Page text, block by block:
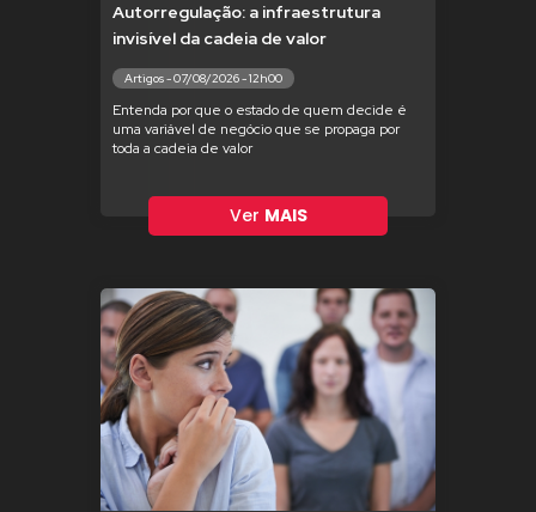
Autorregulação: a infraestrutura
invisível da cadeia de valor
Artigos - 07/08/2026 - 12h00
Entenda por que o estado de quem decide é
uma variável de negócio que se propaga por
toda a cadeia de valor
Ver MAIS